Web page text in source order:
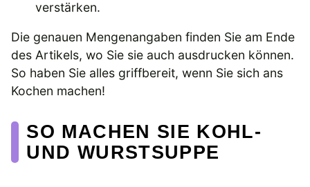
verstärken.
Die genauen Mengenangaben finden Sie am Ende
des Artikels, wo Sie sie auch ausdrucken können.
So haben Sie alles griffbereit, wenn Sie sich ans
Kochen machen!
SO MACHEN SIE KOHL-
UND WURSTSUPPE